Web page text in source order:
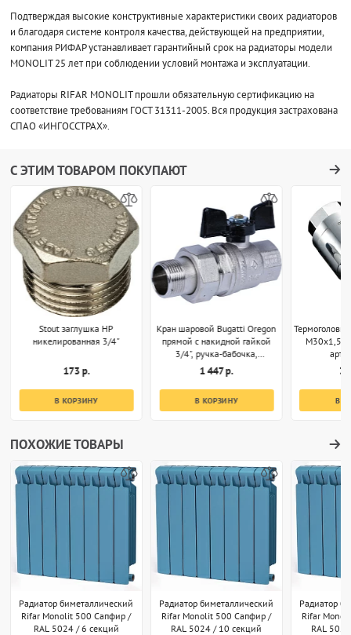
Подтверждая высокие конструктивные характеристики своих радиаторов
и благодаря системе контроля качества, действующей на предприятии,
компания РИФАР устанавливает гарантийный срок на радиаторы модели
MONOLIT 25 лет при соблюдении условий монтажа и эксплуатации.
Радиаторы RIFAR MONOLIT прошли обязательную сертификацию на
соответствие требованиям ГОСТ 31311-2005. Вся продукция застрахована
СПАО «ИНГОССТРАХ».
С ЭТИМ ТОВАРОМ ПОКУПАЮТ
Stout заглушка НР
никелированная 3/4"
173 р.
В КОРЗИНУ
Кран шаровой Bugatti Oregon
прямой с накидной гайкой
3/4", ручка-бабочка,
арт.03220032
1 447 р.
В КОРЗИНУ
M30x1,5
3
В
ПОХОЖИЕ ТОВАРЫ
Радиатор биметаллический
Rifar Monolit 500 Сапфир /
RAL 5024 / 6 секций
Радиатор биметаллический
Rifar Monolit 500 Сапфир /
RAL 5024 / 10 секций
Радиатор
Rifar
RAL